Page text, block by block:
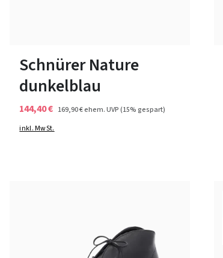
Schnürer Nature
dunkelblau
144,40 € 169,90 €ehem. UVP(15% gespart)
inkl. MwSt.